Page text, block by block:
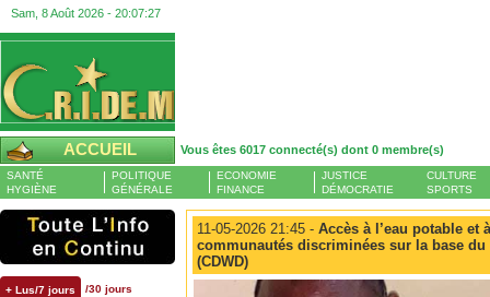
Sam, 8 Août 2026 - 20:07:28
ACCUEIL Vous êtes 6017 connecté(s) dont 0 membre(s)
SANTÉ
HYGIÈNE
POLITIQUE
GÉNÉRALE
ECONOMIE
FINANCE
JUSTICE
DÉMOCRATIE
CULTURE
SPORTS
+ Lus/7 jours /30 jours
11-05-2026 21:45 - Accès à l’eau potable et
communautés discriminées sur la base du
(CDWD)